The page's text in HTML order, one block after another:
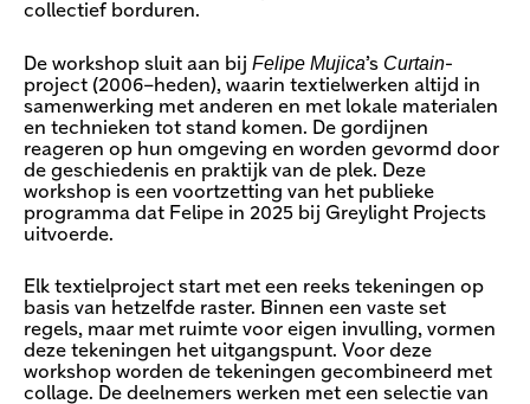
collectief borduren.
De workshop sluit aan bij Felipe Mujica’s Curtain-
project (2006–heden), waarin textielwerken altijd in
samenwerking met anderen en met lokale materialen
en technieken tot stand komen. De gordijnen
reageren op hun omgeving en worden gevormd door
de geschiedenis en praktijk van de plek. Deze
workshop is een voortzetting van het publieke
programma dat Felipe in 2025 bij Greylight Projects
uitvoerde.
Elk textielproject start met een reeks tekeningen op
basis van hetzelfde raster. Binnen een vaste set
regels, maar met ruimte voor eigen invulling, vormen
deze tekeningen het uitgangspunt. Voor deze
workshop worden de tekeningen gecombineerd met
collage. De deelnemers werken met een selectie van